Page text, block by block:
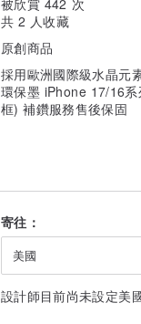
共 2 人收藏
原創商品
採用歐洲國際級水晶元
環保墨 iPhone 17/16
框) 補鑽服務售後保固
寄往：
美國
設計師目前尚未設定美